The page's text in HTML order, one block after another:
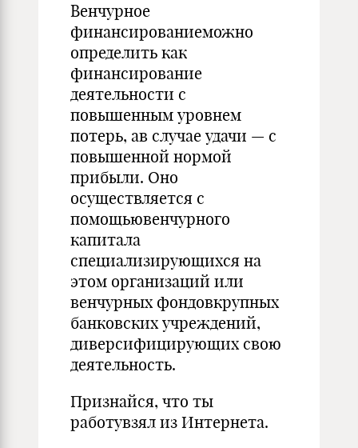
Венчурное
финансированиеможно
определить как
финансирование
деятельности с
повышенным уровнем
потерь, ав случае удачи — с
повышенной нормой
прибыли. Оно
осуществляется с
помощьювенчурного
капитала
специализирующихся на
этом организаций или
венчурных фондовкрупных
банковских учреждений,
диверсифицирующих свою
деятельность.
Признайся, что ты
работувзял из Интернета.